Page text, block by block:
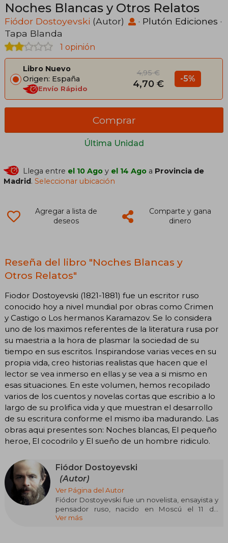
Noches Blancas y Otros Relatos
Fiódor Dostoyevski (Autor) · Plutón Ediciones ·
Tapa Blanda
1 opinión
Libro Nuevo
Origen: España
Envío Rápido
4,95 €
4,70 € -5%
Última Unidad
Comprar
Llega entre el 10 Ago y el 14 Ago a Provincia de
Madrid.Seleccionar ubicación
Agregar a lista de
deseos
Comparte y gana
dinero
Reseña del libro "Noches Blancas y
Otros Relatos"
Fiodor Dostoyevski (1821-1881) fue un escritor ruso
conocido hoy a nivel mundial por obras como Crimen
y Castigo o Los hermanos Karamazov. Se lo considera
uno de los maximos referentes de la literatura rusa por
su maestria a la hora de plasmar la sociedad de su
tiempo en sus escritos. Inspirandose varias veces en su
propia vida, creo historias realistas que hacen que el
lector se vea inmerso en ellas y se vea a si mismo en
esas situaciones. En este volumen, hemos recopilado
varios de los cuentos y novelas cortas que escribio a lo
largo de su prolifica vida y que muestran el desarrollo
de su escritura conforme el mismo iba madurando. Las
obras aqui presentes son: Noches blancas, El pequeño
heroe, El cocodrilo y El sueño de un hombre ridiculo.
Fiódor Dostoyevski
(Autor)
Ver Página del Autor
Fiódor Dostoyevski fue un novelista, ensayista y
pensador ruso, nacido en Moscú el 11 de
noviembre de 1821 y fallecido en San
Ver más